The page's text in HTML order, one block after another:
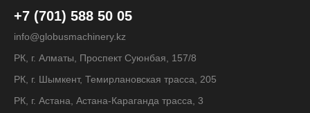
+7 (701) 588 50 05
info@globusmachinery.kz
РК, г. Алматы, Проспект Суюнбая, 157/8
РК, г. Шымкент, Темирлановская трасса, 205
РК, г. Астана, Астана-Караганда трасса, 3